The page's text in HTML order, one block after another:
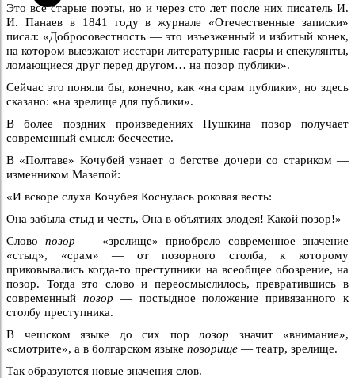
Это всё старые поэты, но и через сто лет после них писатель И.
И. Панаев в 1841 году в журнале «Отечественные записки»
писал: «Добросовестность — это изъезженный и избитый конек,
на котором выезжают исстари литературные гаеры и спекулянты,
ломающиеся друг перед другом… на позор публики».
Сейчас это поняли бы, конечно, как «на срам публики», но здесь
сказано: «на зрелище для публики».
В более поздних произведениях Пушкина позор получает
современный смысл: бесчестие.
В «Полтаве» Кочубей узнает о бегстве дочери со стариком —
изменником Мазепой:
«И вскоре слуха Кочубея Коснулась роковая весть:
Она забыла стыд и честь, Она в объятиях злодея! Какой позор!»
Слово позор— «зрелище» приобрело современное значение
«стыд», «срам» — от позорного столба, к которому
приковывались когда-то преступники на всеобщее обозрение, на
позор. Тогда это слово и переосмыслилось, превратившись в
современный позор — постыдное положение привязанного к
столбу преступника.
В чешском языке до сих пор позор значит «внимание»,
«смотрите», а в болгарском языке позорище — театр, зрелище.
Так образуются новые значения слов.